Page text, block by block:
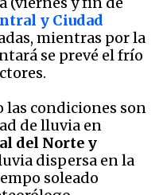
y Ciudad
mientras por la
se prevé el frío
las condiciones son
de lluvia en
del Norte y
dispersa en la
soleado